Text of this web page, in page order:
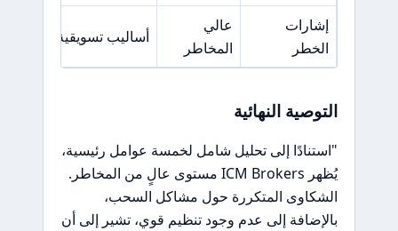
إشارات
الخطر
عالي
المخاطر
أساليب تسويقية عدوانية
التوصية النهائية
"استنادًا إلى تحليل شامل لخمسة عوامل رئيسية،
يُظهر ICM Brokers مستوى عالٍ من المخاطر.
الشكاوى المتكررة حول مشاكل السحب،
بالإضافة إلى عدم وجود تنظيم قوي، تشير إلى أن